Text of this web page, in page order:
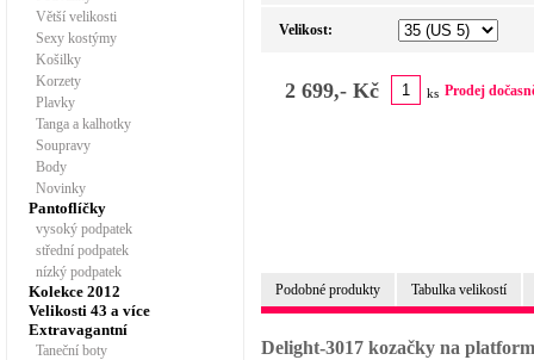
Větší velikosti
Sexy kostýmy
Košilky
Korzety
Plavky
Tanga a kalhotky
Soupravy
Body
Novinky
Pantoflíčky
vysoký podpatek
střední podpatek
nízký podpatek
Kolekce 2012
Velikosti 43 a více
Extravagantní
Taneční boty
Velikost:
2 699,- Kč ks Prodej
Podobné produkty Tabulka velikostí
Delight-3017 kozačky na